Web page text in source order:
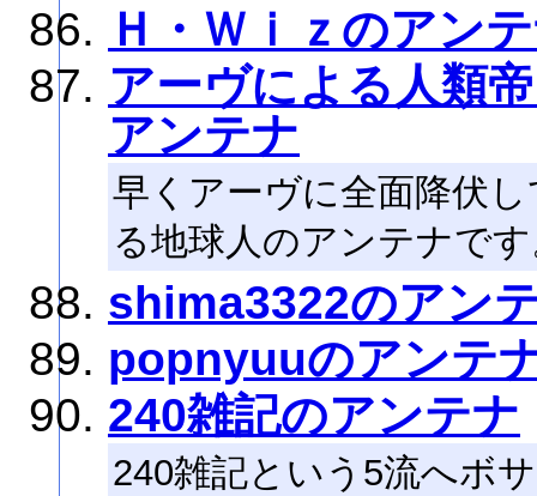
Ｈ・Ｗｉｚのアン
アーヴによる人類
アンテナ
早くアーヴに全面降伏
る地球人のアンテナで
shima3322のアン
popnyuuのアンテ
240雑記のアンテナ
240雑記という5流へボ